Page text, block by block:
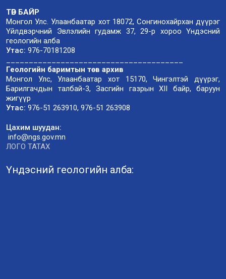
ТӨВ БАЙР
Монгол Улс. Улаанбаатар хот 18072, Сонгинохайрхан дүүрэг
Үйлдвэрчний Эвлэлийн гудамж 37, 29-р хороо Үндэсний
геологийн алба
Утас: 976-70181208
Геологийн баримтын төв архив
Монгол Улс, Улаанбаатар хот 15170, Чингэлтэй дүүрэг,
Барилгачдын талбай-3, Засгийн газрын XII байр, баруун
жигүүр
Утас: 976-51 263910, 976-51 263908
Цахим шуудан:
info@ngs.gov.mn
ЛОГО ТАТАХ
Үндэсний геологийн алба: